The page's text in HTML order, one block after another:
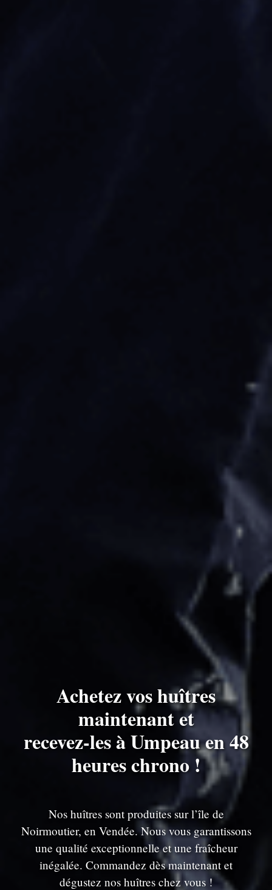
Achetez vos huîtres
maintenant et
recevez-les à Umpeau en 48
heures chrono !
Nos huîtres sont produites sur l’île de
Noirmoutier, en Vendée. Nous vous garantissons
une qualité exceptionnelle et une fraîcheur
inégalée. Commandez dès maintenant et
dégustez nos huîtres chez vous !